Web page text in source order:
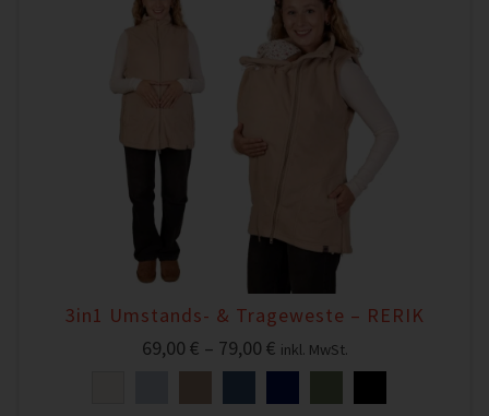
3in1 Umstands- & Trageweste – RERIK
69,00 € – 79,00 € inkl. MwSt.